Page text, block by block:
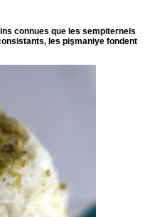
connues que les sempiternels
les pişmaniye fondent